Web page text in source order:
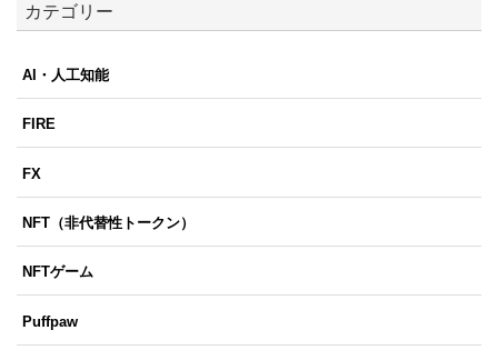
カテゴリー
AI・人工知能
FIRE
FX
NFT（非代替性トークン）
NFTゲーム
Puffpaw